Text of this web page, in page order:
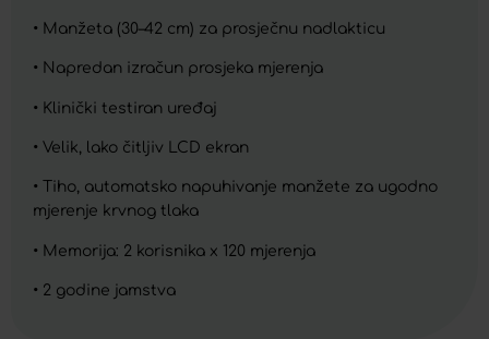
• Manžeta (30–42 cm) za prosječnu nadlakticu
• Napredan izračun prosjeka mjerenja
• Klinički testiran uređaj
• Velik, lako čitljiv LCD ekran
• Tiho, automatsko napuhivanje manžete za ugodno
mjerenje krvnog tlaka
• Memorija: 2 korisnika x 120 mjerenja
• 2 godine jamstva